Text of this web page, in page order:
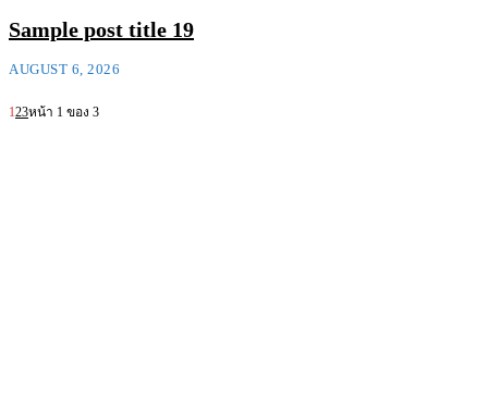
Sample post title 19
AUGUST 6, 2026
123หน้า 1 ของ 3